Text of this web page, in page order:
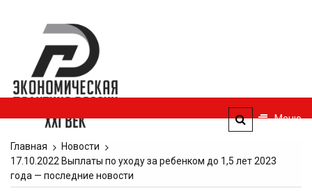
содержимому
век
Меню
Главная
Новости
17.10.2022 Выплаты по уходу за ребенком до 1,5 лет 2023
года — последние новости